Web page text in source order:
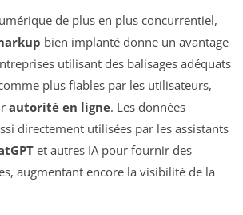
de plus en plus concurrentiel,
bien implanté donne un avantage
utilisant des balisages adéquats
plus fiables par les utilisateurs,
autorité en ligne. Les données
directement utilisées par les assistants
et autres IA pour fournir des
augmentant encore la visibilité de la